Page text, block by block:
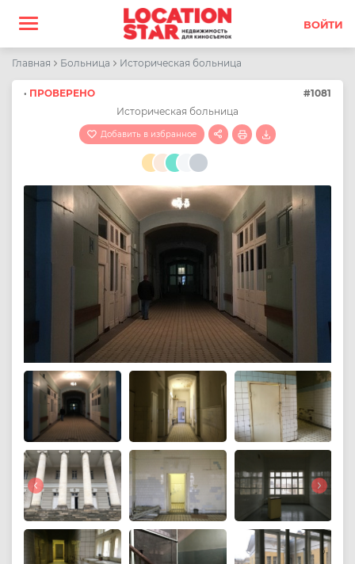
ВОЙТИ
Главная Больница Историческая больница
· ПРОВЕРЕНО
#1081
Историческая больница
Добавить в избранное